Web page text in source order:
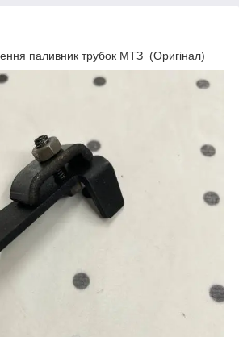
паливник трубок МТЗ (Оригінал)